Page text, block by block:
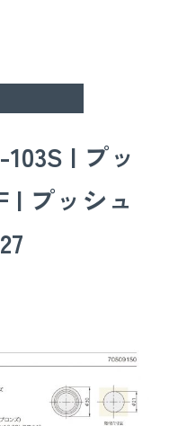
| プッ
| プッシュ